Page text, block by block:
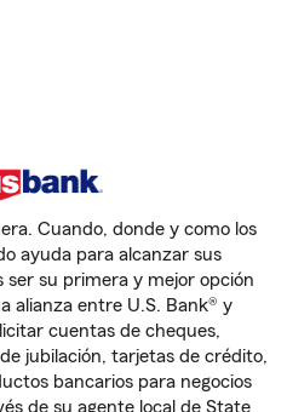
Cuando, donde y como los
ayuda para alcanzar sus
su primera y mejor opción
alianza entre U.S. Bank® y
cuentas de cheques,
jubilación, tarjetas de crédito,
bancarios para negocios
de su agente local de State